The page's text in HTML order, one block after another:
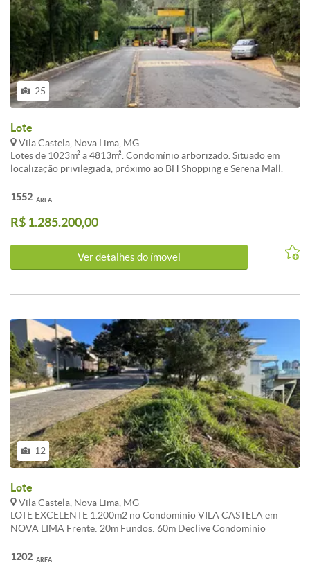
25
Lote
Vila Castela, Nova Lima, MG
Lotes de 1023m² a 4813m². Condomínio arborizado. Situado em
localização privilegiada, próximo ao BH Shopping e Serena Mall.
Vila Castela II, segunda fase do condomínio Vila Castela. Situado em
Alameda Oscar NiemeyeRua Aproveite a oportunidade de
do condomínio Vila Castela. Lote de 1469m².
ÁREA
1552
R$ 1.285.200,00
Ver detalhes do ímovel
12
Lote
Vila Castela, Nova Lima, MG
LOTE EXCELENTE 1.200m2 no Condomínio VILA CASTELA em
NOVA LIMA Frente: 20m Fundos: 60m Declive Condomínio
apenas 11 moradores, com portaria única e exclusiva, dentro do
ÁREA
1202